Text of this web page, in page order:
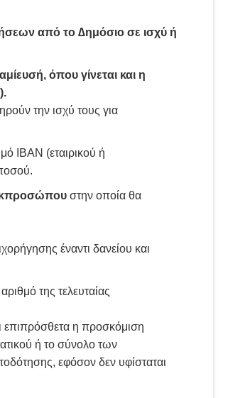
από το ∆ημόσιο σε ισχύ ή
όπου γίνεται και η
την ισχύ τους για
ΙΒΑΝ (εταιρικού ή
στην οποία θα
έναντι δανείου και
της τελευταίας
επιπρόσθετα η προσκόμιση
ή το σύνολο των
εφόσον δεν υφίσταται